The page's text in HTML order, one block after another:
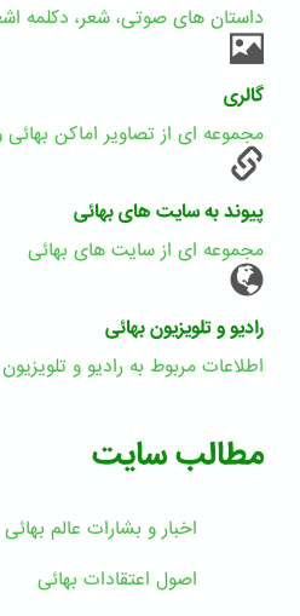
داستان های صوتی، شعر، دکلمه
گالری
مجموعه ای از تصاویر اماکن بهائی
پیوند به سایت های بهائی
مجموعه ای از سایت های بهائی
رادیو و تلویزیون بهائی
اطلاعات مربوط به رادیو و
مطالب سایت
اخبار و بشارات عالم بهائى
اصول اعتقادات بهائی